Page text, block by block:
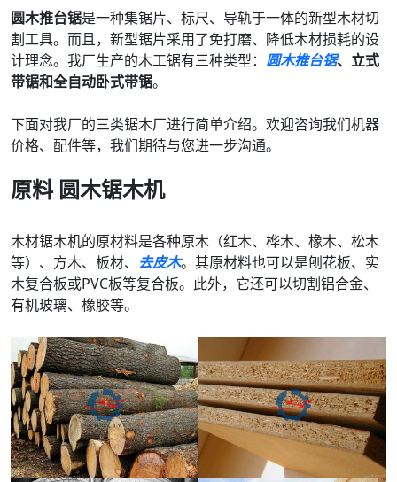
圆木推台锯是一种集锯片、标尺、导轨于一体的新型木材切
割工具。而且，新型锯片采用了免打磨、降低木材损耗的设
计理念。我厂生产的木工锯有三种类型： 圆木推台锯、立式
带锯和全自动卧式带锯。
下面对我厂的三类锯木厂进行简单介绍。欢迎咨询我们机器
价格、配件等，我们期待与您进一步沟通。
原料 圆木锯木机
木材锯木机的原材料是各种原木（红木、桦木、橡木、松木
等）、方木、板材、 去皮木。其原材料也可以是刨花板、实
木复合板或PVC板等复合板。此外，它还可以切割铝合金、
有机玻璃、橡胶等。